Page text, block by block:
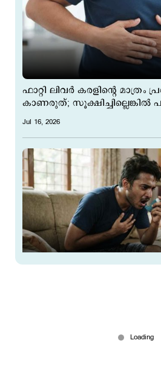
ഫാറ്റി ലിവർ കരളിന്‍റെ മാത്രം
കാണരുത്; സൂക്ഷിച്ചില്ലെങ്കില്‍
Jul 16, 2026